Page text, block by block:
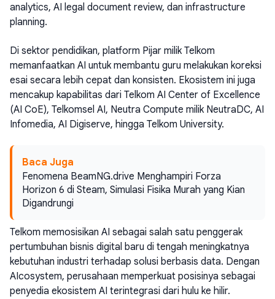
analytics, AI legal document review, dan infrastructure
planning.
Di sektor pendidikan, platform Pijar milik Telkom
memanfaatkan AI untuk membantu guru melakukan koreksi
esai secara lebih cepat dan konsisten. Ekosistem ini juga
mencakup kapabilitas dari Telkom AI Center of Excellence
(AI CoE), Telkomsel AI, Neutra Compute milik NeutraDC, AI
Infomedia, AI Digiserve, hingga Telkom University.
Baca Juga
Fenomena BeamNG.drive Menghampiri Forza
Horizon 6 di Steam, Simulasi Fisika Murah yang Kian
Digandrungi
Telkom memosisikan AI sebagai salah satu penggerak
pertumbuhan bisnis digital baru di tengah meningkatnya
kebutuhan industri terhadap solusi berbasis data. Dengan
AIcosystem, perusahaan memperkuat posisinya sebagai
penyedia ekosistem AI terintegrasi dari hulu ke hilir.